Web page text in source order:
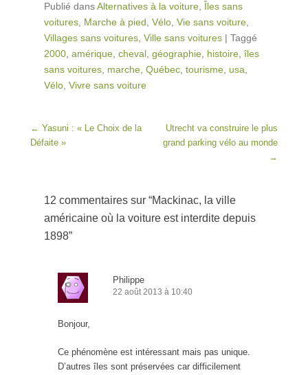
Publié dansAlternatives à la voiture Îles sans
voitures Marche à pied Vélo Vie sans voiture
Villages sans voitures Ville sans voitures | Taggé
2000 amérique cheval géographie histoire îles
sans voitures marche Québec tourisme usa
Vélo Vivre sans voiture
Post navigation
← Yasuni : « Le Choix de la
Défaite »
Utrecht va construire le plus
grand parking vélo au monde
→
12 commentaires sur “Mackinac, la ville
américaine où la voiture est interdite depuis
1898”
Philippe
22 août 2013 à 10:40
Bonjour,
Ce phénomène est intéressant mais pas unique.
D’autres îles sont préservées car difficilement